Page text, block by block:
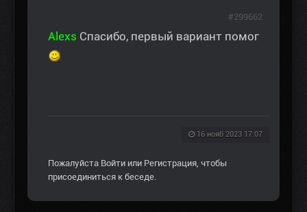
Alexs Спасибо, первый вариант помог
16 нояб 2023 17:07
#299662
Пожалуйста Войти или Регистрация, чтобы
присоединиться к беседе.